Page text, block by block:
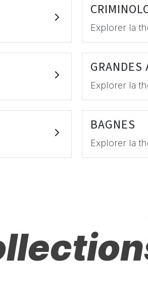
Explorer la
GRANDES
Explorer la
BAGNES
Explorer la